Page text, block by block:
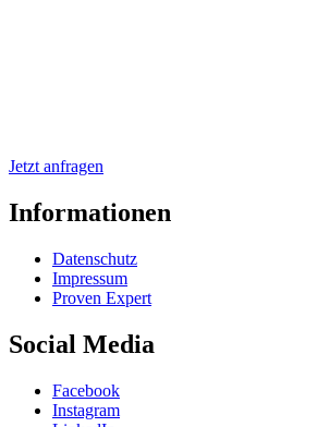
Jetzt anfragen
Informationen
Datenschutz
Impressum
Proven Expert
Social Media
Facebook
Instagram